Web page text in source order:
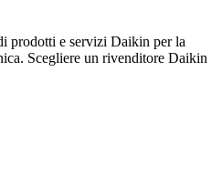
e servizi Daikin per la
Scegliere un rivenditore Daikin